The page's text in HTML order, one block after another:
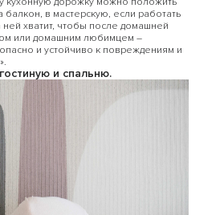
в мастерскую, если работать
ней хватит, чтобы после домашней
или домашним любимцем –
и устойчиво к повреждениям и
и спальню.
10%при покупке2
брендапо промокоду:
KIDS10
покупке товаров
по промокоду:
KIDS15